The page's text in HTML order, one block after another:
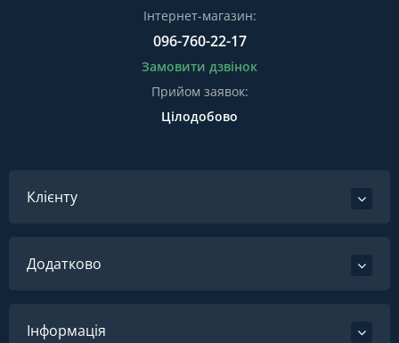
Інтернет-магазин:
096-760-22-17
Замовити дзвінок
Прийом заявок:
Цілодобово
Клієнту
Додатково
Інформація